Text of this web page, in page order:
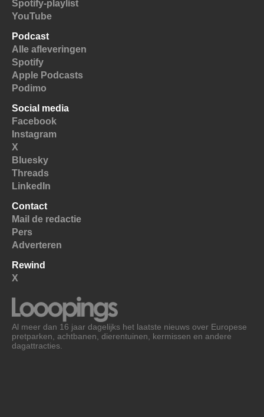
Spotify-playlist
YouTube
Podcast
Alle afleveringen
Spotify
Apple Podcasts
Podimo
Social media
Facebook
Instagram
X
Bluesky
Threads
LinkedIn
Contact
Mail de redactie
Pers
Adverteren
Rewind
X
Al meer dan 16 jaar dagelijks het laatste nieuws over Europese
pretparken, achtbanen, dierentuinen, kermissen en andere
dagattracties.